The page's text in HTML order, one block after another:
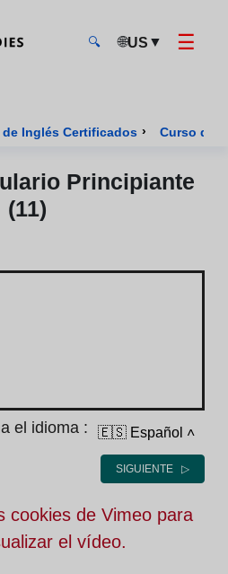
🔍 🌐US ▼ ☰
Inglés Certificados › Curso de
Principiante
(11)
el idioma : 🇪🇸 Español ˄
SIGUIENTE ▷
cookies de Vimeo para
el vídeo.